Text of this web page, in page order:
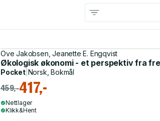
Ove Jakobsen, Jeanette E. Engqvist
Økologisk økonomi - et perspektiv fra
Pocket| Norsk, Bokmål
459,-417,-
Nettlager
Klikk&Hent